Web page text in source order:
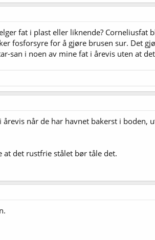
fat i plast eller liknende?
fosforsyre for å gjøre brusen sur. Det
san i noen av mine fat i årevis uten at
årevis når de har havnet bakerst i
at det rustfrie stålet bør tåle det.